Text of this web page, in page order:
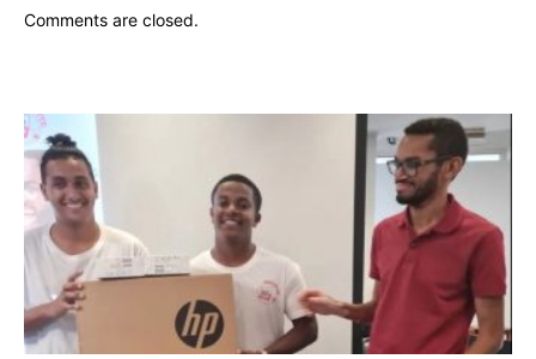
Comments are closed.